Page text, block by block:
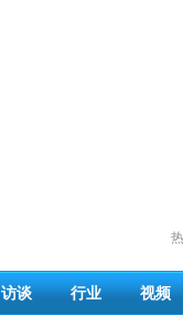
访谈 行业 视频